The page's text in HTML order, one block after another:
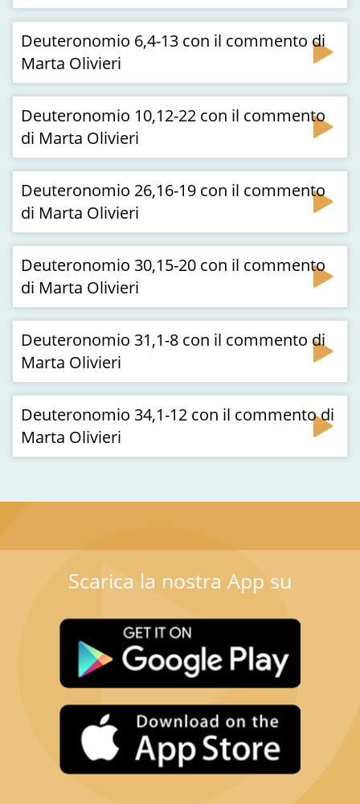
Deuteronomio 6,4-13 con il commento di
Marta Olivieri
Deuteronomio 10,12-22 con il commento
di Marta Olivieri
Deuteronomio 26,16-19 con il commento
di Marta Olivieri
Deuteronomio 30,15-20 con il commento
di Marta Olivieri
Deuteronomio 31,1-8 con il commento di
Marta Olivieri
Deuteronomio 34,1-12 con il commento di
Marta Olivieri
Scarica la nostra App su